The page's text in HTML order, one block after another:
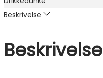
Beskrivelse
Beskrivelse